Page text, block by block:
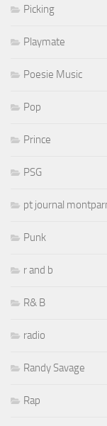
Picking
Playmate
Poesie Music
Pop
Prince
PSG
pt journal
Punk
r and b
R& B
radio
Randy Savage
Rap